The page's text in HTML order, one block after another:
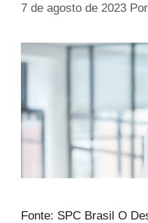
7 de agosto de 2023 Por
Fonte: SPC Brasil O